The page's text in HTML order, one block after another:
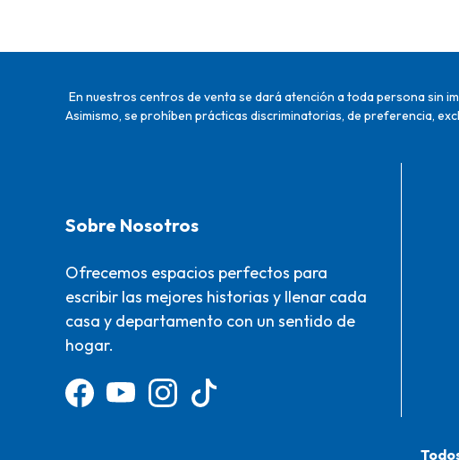
En nuestros centros de venta se dará atención a toda persona sin
Asimismo, se prohíben prácticas discriminatorias, de preferencia,
Sobre Nosotros
Ofrecemos espacios perfectos para
escribir las mejores historias y llenar cada
casa y departamento con un sentido de
hogar.